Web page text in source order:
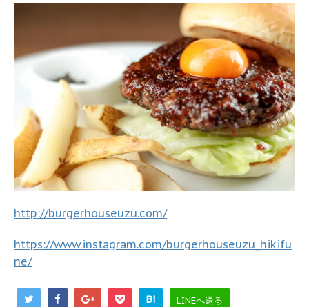
http://burgerhouseuzu.com/
https://www.instagram.com/burgerhouseuzu_hikifu
ne/
B! LINEへ送る